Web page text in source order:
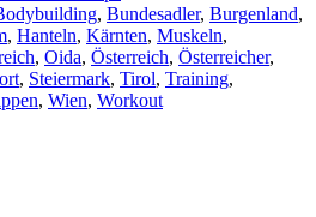
, Bundesadler, Burgenland,
, Hanteln, Kärnten, Muskeln,
, Oida, Österreich, Österreicher,
, Steiermark, Tirol, Training,
, Wien, Workout